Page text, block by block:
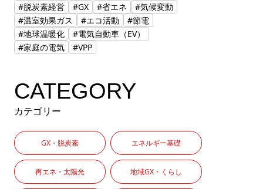
#脱炭素経営
#GX #省エネ
#気候変動
#温室効果ガス
#エコ活動
#節電
#地球温暖化
#電気自動車（EV）
#家庭の電気
#VPP
CATEGORY
カテゴリー
GX・脱炭素 エネルギー基礎
再エネ・太陽光 地域GX・くらし